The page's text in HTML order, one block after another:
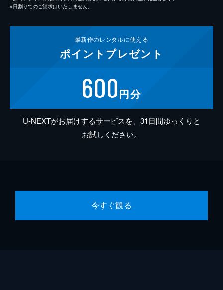
※日割りでのご請求はいたしません。
最新作のレンタルに使える
ポイント プレゼント
600円分
U-NEXTがお届けするサービスを、31日間ゆっくりと
お試しください。
今すぐ観る